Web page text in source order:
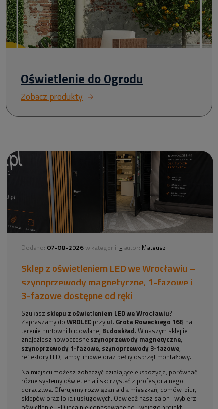
Oświetlenie do Ogrodu
Zobacz produkty
Dodano: 07-08-2026 w kategorii: - autor: Mateusz
Sklep z oświetleniem LED we Wrocławiu –
szynoprzewody magnetyczne, 1-fazowe i
3-fazowe dostępne od ręki
Szukasz sklepu z oświetleniem LED we Wrocławiu?
Zapraszamy doWROLED przy ul. Grota Roweckiego 168, na
terenie hurtowni budowlanej Budoskład. W naszym sklepie
znajdziesz nowoczesne szynoprzewody magnetyczne,
szynoprzewody 1-fazowe, szynoprzewody 3-fazowe,
reflektory LED, lampy liniowe oraz pełny osprzęt montażowy.
Na miejscu możesz zobaczyć działające ekspozycje, porównać
różne systemy oświetlenia i skorzystać z profesjonalnego
doradztwa. Oferujemy rozwiązania dla mieszkań, domów, biur,
sklepów oraz lokali usługowych. Odwiedź nasz salon i wybierz